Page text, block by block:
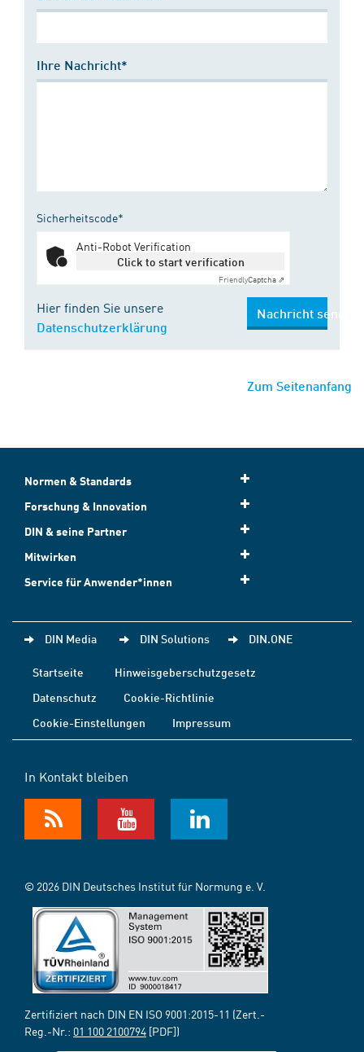
Ihre Nachricht*
Sicherheitscode*
Anti-Robot Verification
Click to start verification
FriendlyCaptcha ⇗
Hier finden Sie unsere
Datenschutzerklärung
Nachricht senden
Zum Seitenanfang
Normen & Standards
Forschung & Innovation
DIN & seine Partner
Mitwirken
Service für Anwender*innen
DIN Media DIN Solutions DIN.ONE
Startseite
Hinweisgeberschutzgesetz
Datenschutz
Cookie-Richtlinie
Cookie-Einstellungen
Impressum
In Kontakt bleiben
© 2026 DIN Deutsches Institut für Normung e. V.
Zertifiziert nach DIN EN ISO 9001:2015-11 (Zert.-
Reg.-Nr.: 01 100 2100794 [PDF])